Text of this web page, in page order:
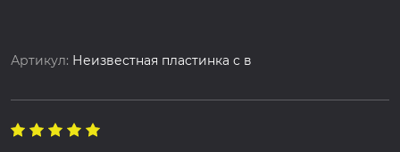
Артикул: Неизвестная пластинка с в